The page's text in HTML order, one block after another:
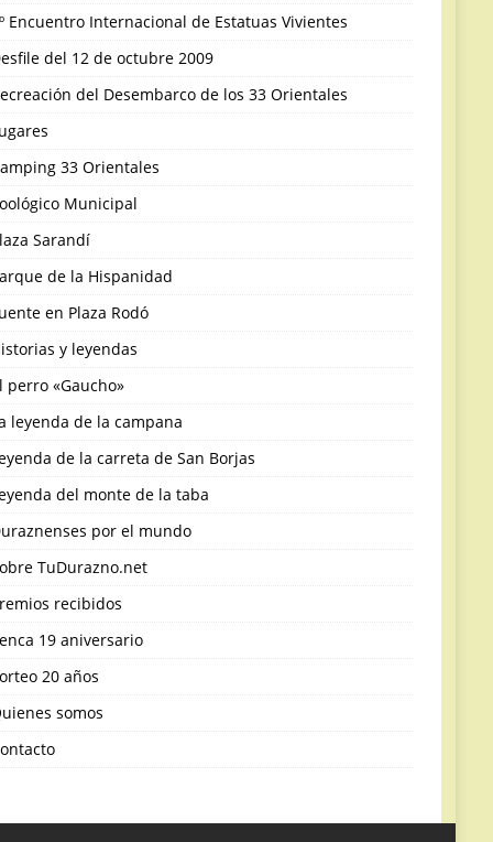
Encuentro Internacional de Estatuas Vivientes
del 12 de octubre 2009
del Desembarco de los 33 Orientales
33 Orientales
Municipal
Sarandí
de la Hispanidad
en Plaza Rodó
y leyendas
perro «Gaucho»
leyenda de la campana
de la carreta de San Borjas
del monte de la taba
por el mundo
TuDurazno.net
recibidos
19 aniversario
20 años
somos